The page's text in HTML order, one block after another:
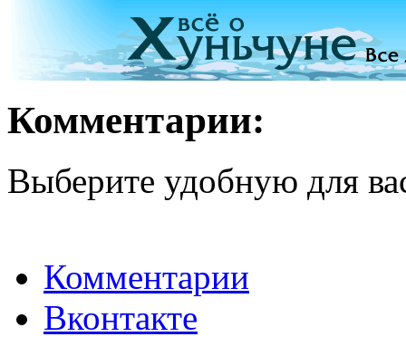
Комментарии:
Выберите удобную для
Комментарии
Вконтакте